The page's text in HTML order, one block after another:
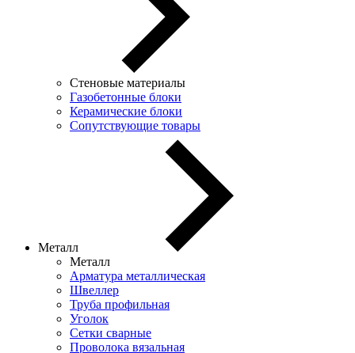
Стеновые материалы
Газобетонные блоки
Керамические блоки
Сопутствующие товары
Металл
Металл
Арматура металлическая
Швеллер
Труба профильная
Уголок
Сетки сварные
Проволока вязальная